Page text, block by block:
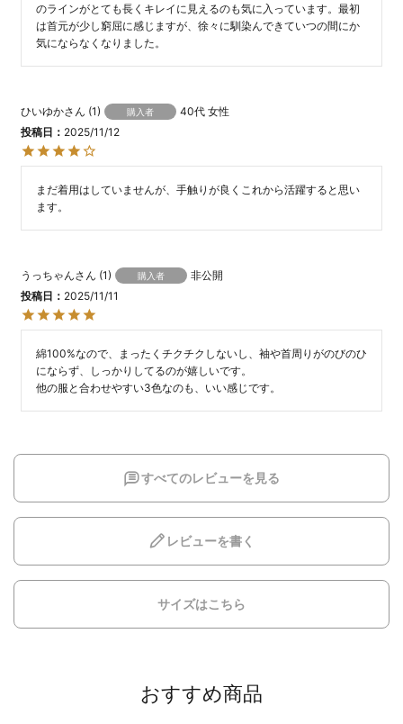
のラインがとても長くキレイに見えるのも気に入っています。最初
は首元が少し窮屈に感じますが、徐々に馴染んできていつの間にか
気にならなくなりました。
ひいゆか 1 購入者 40代 女性
投稿日
2025/11/12
まだ着用はしていませんが、手触りが良くこれから活躍すると思い
ます。
うっちゃん 1 購入者
非公開
投稿日
2025/11/11
綿100%なので、まったくチクチクしないし、袖や首周りがのびのひ
にならず、しっかりしてるのが嬉しいです。
他の服と合わせやすい3色なのも、いい感じです。
すべてのレビューを見る
レビューを書く
サイズはこちら
おすすめ商品